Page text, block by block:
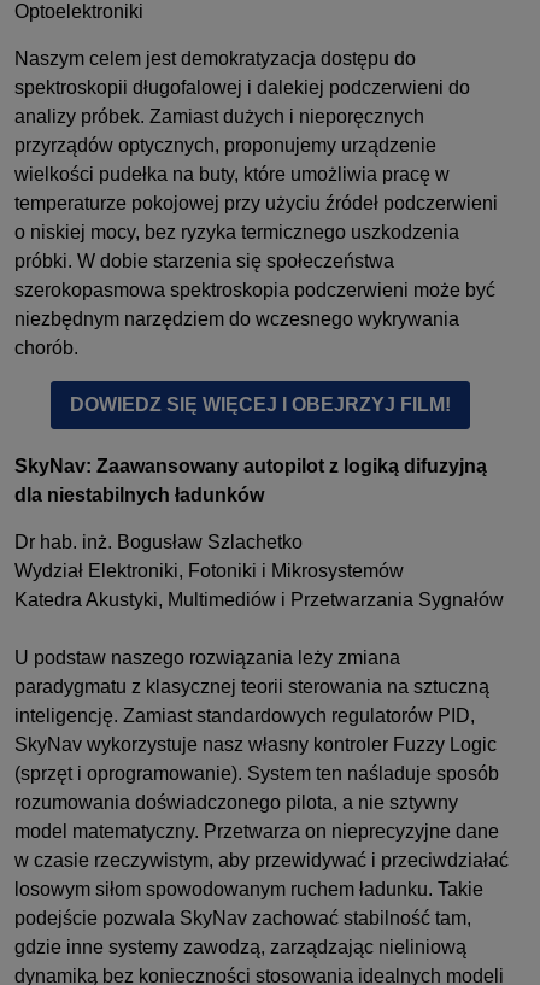
Optoelektroniki
Naszym celem jest demokratyzacja dostępu do
spektroskopii długofalowej i dalekiej podczerwieni do
analizy próbek. Zamiast dużych i nieporęcznych
przyrządów optycznych, proponujemy urządzenie
wielkości pudełka na buty, które umożliwia pracę w
temperaturze pokojowej przy użyciu źródeł podczerwieni
o niskiej mocy, bez ryzyka termicznego uszkodzenia
próbki. W dobie starzenia się społeczeństwa
szerokopasmowa spektroskopia podczerwieni może być
niezbędnym narzędziem do wczesnego wykrywania
chorób.
DOWIEDZ SIĘ WIĘCEJ I OBEJRZYJ FILM!
SkyNav: Zaawansowany autopilot z logiką difuzyjną
dla niestabilnych ładunków
Dr hab. inż. Bogusław Szlachetko
Wydział Elektroniki, Fotoniki i Mikrosystemów
Katedra Akustyki, Multimediów i Przetwarzania Sygnałów
U podstaw naszego rozwiązania leży zmiana
paradygmatu z klasycznej teorii sterowania na sztuczną
inteligencję. Zamiast standardowych regulatorów PID,
SkyNav wykorzystuje nasz własny kontroler Fuzzy Logic
(sprzęt i oprogramowanie). System ten naśladuje sposób
rozumowania doświadczonego pilota, a nie sztywny
model matematyczny. Przetwarza on nieprecyzyjne dane
w czasie rzeczywistym, aby przewidywać i przeciwdziałać
losowym siłom spowodowanym ruchem ładunku. Takie
podejście pozwala SkyNav zachować stabilność tam,
gdzie inne systemy zawodzą, zarządzając nieliniową
dynamiką bez konieczności stosowania idealnych modeli